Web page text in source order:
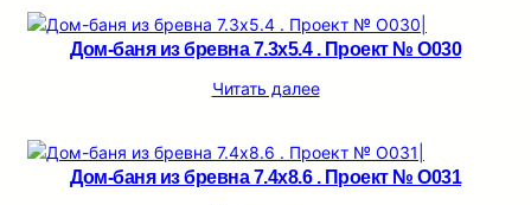
Дом-баня из бревна 7.3х5.4 . Проект № О030
Читать далее
Дом-баня из бревна 7.4х8.6 . Проект № О031